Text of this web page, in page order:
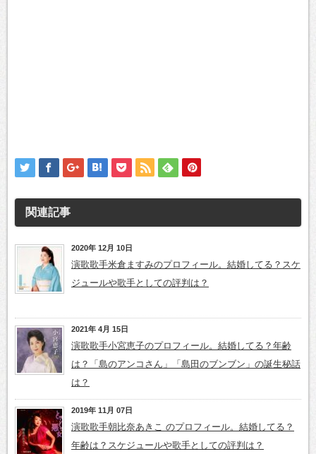
関連記事
2020年 12月 10日
演歌歌手米倉ますみのプロフィール。結婚してる？スケ
ジュールや歌手としての評判は？
2021年 4月 15日
演歌歌手小宮恵子のプロフィール。結婚してる？年齢
は？「島のアンコさん」「島田のブンブン」の誕生秘話
は？
2019年 11月 07日
演歌歌手朝比奈あきこ のプロフィール。結婚してる？
年齢は？スケジュールや歌手としての評判は？